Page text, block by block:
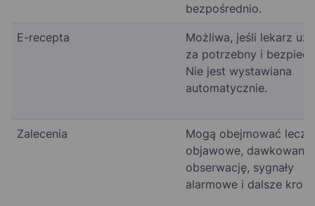
bezpośrednio.
E-recepta
Możliwa, jeśli lekarz
za potrzebny i
Nie jest wystawiana
automatycznie.
Zalecenia
Mogą obejmować
objawowe,
obserwację, sygnały
alarmowe i dalsze kroki.